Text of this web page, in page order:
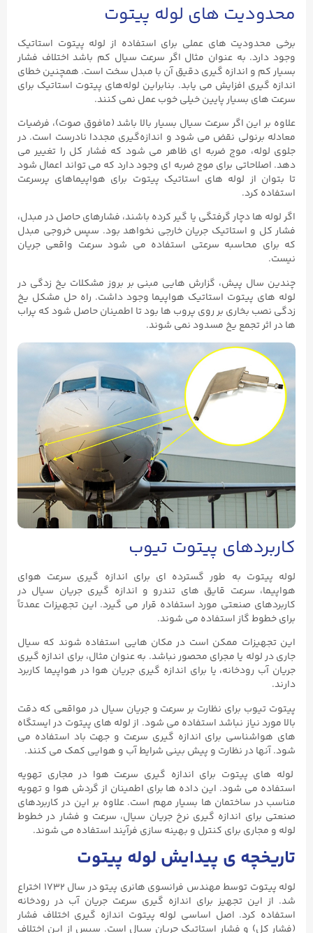
محدودیت های لوله پیتوت
برخی محدودیت های عملی برای استفاده از لوله پیتوت استاتیک
وجود دارد. به عنوان مثال اگر سرعت سیال کم باشد اختلاف فشار
بسیار کم و اندازه گیری دقیق آن با مبدل سخت است. همچنین خطای
اندازه گیری افزایش می یابد. بنابراین لوله‌های پیتوت استاتیک برای
سرعت‌ های بسیار پایین خیلی خوب عمل نمی‌ کنند.
علاوه بر این اگر سرعت سیال بسیار بالا باشد (مافوق صوت)، فرضیات
معادله برنولی نقض می شود و اندازه‌گیری مجددا نادرست است. در
جلوی لوله، موج ضربه ای ظاهر می شود که فشار کل را تغییر می
دهد. اصلاحاتی برای موج ضربه ای وجود دارد که می تواند اعمال شود
تا بتوان از لوله های استاتیک پیتوت برای هواپیماهای پرسرعت
استفاده کرد.
اگر لوله ها دچار گرفتگی یا گیر کرده باشند، فشارهای حاصل در مبدل،
فشار کل و استاتیک جریان خارجی نخواهد بود. سپس خروجی مبدل
که برای محاسبه سرعتی استفاده می شود سرعت واقعی جریان
نیست.
چندین سال پیش، گزارش هایی مبنی بر بروز مشکلات یخ زدگی در
لوله های پیتوت استاتیک هواپیما وجود داشت. راه حل مشکل یخ
زدگی نصب بخاری بر روی پروب ها بود تا اطمینان حاصل شود که پراب
ها در اثر تجمع یخ مسدود نمی شوند.
کاربردهای پیتوت تیوب
لوله پیتوت به طور گسترده ای برای اندازه گیری سرعت هوای
هواپیما، سرعت قایق های تندرو و اندازه گیری جریان سیال در
کاربردهای صنعتی مورد استفاده قرار می گیرد. این تجهیزات عمدتاً
برای خطوط گاز استفاده می شوند.
این تجهیزات ممکن است در مکان هایی استفاده شوند که سیال
جاری در لوله یا مجرای محصور نباشد. به عنوان مثال، برای اندازه گیری
جریان آب رودخانه، یا برای اندازه گیری جریان هوا در هواپیما کاربرد
دارند.
پیتوت تیوب برای نظارت بر سرعت و جریان سیال در مواقعی که دقت
بالا مورد نیاز نباشد استفاده می شود. از لوله های پیتوت در ایستگاه
های هواشناسی برای اندازه گیری سرعت و جهت باد استفاده می
شود. آنها در نظارت و پیش بینی شرایط آب و هوایی کمک می کنند.
لوله های پیتوت برای اندازه گیری سرعت هوا در مجاری تهویه
استفاده می شود. این داده ها برای اطمینان از گردش هوا و تهویه
مناسب در ساختمان ها بسیار مهم است. علاوه بر این در کاربردهای
صنعتی برای اندازه گیری نرخ جریان سیال، سرعت و فشار در خطوط
لوله و مجاری برای کنترل و بهینه سازی فرآیند استفاده می شوند.
تاریخچه ی پیدایش لوله پیتوت
لوله پیتوت توسط مهندس فرانسوی هانری پیتو در سال ۱۷۳۲ اختراع
شد. از این تجهیز برای اندازه گیری سرعت جریان آب در رودخانه
استفاده کرد. اصل اساسی لوله پیتوت اندازه گیری اختلاف فشار
(فشار کل) و فشار استاتیک جریان سیال است. سپس از این اختلاف